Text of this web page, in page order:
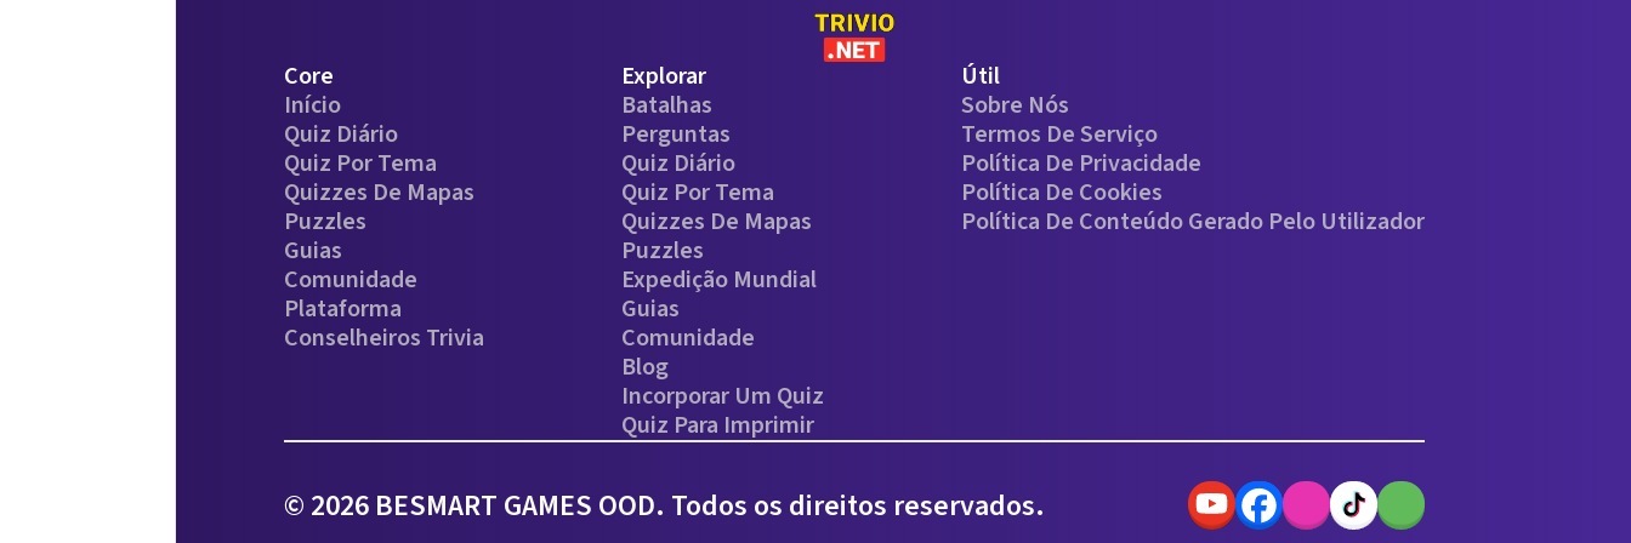
Core
Início
Quiz Diário
Quiz Por Tema
Quizzes De Mapas
Puzzles
Guias
Comunidade
Plataforma
Conselheiros Trivia
Explorar
Batalhas
Perguntas
Quiz Diário
Quiz Por Tema
Quizzes De Mapas
Puzzles
Expedição Mundial
Guias
Comunidade
Blog
Incorporar Um Quiz
Quiz Para Imprimir
Útil
Sobre Nós
Termos De Serviço
Política De Privacidade
Política De Cookies
Política De Conteúdo Gerado Pelo Utilizador
© 2026 BESMART GAMES OOD. Todos os direitos reservados.